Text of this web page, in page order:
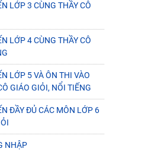
LỚP 3 CÙNG THẦY CÔ
LỚP 4 CÙNG THẦY CÔ
LỚP 5 VÀ ÔN THI VÀO
GIÁO GIỎI, NỔI TIẾNG
ĐẦY ĐỦ CÁC MÔN LỚP 6
NHẬP